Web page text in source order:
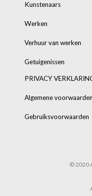
Kunstenaars
Werken
Verhuur van werken
Getuigenissen
PRIVACY
Algemene voorwaarden
Gebruiksvoorwaarden
© 2020